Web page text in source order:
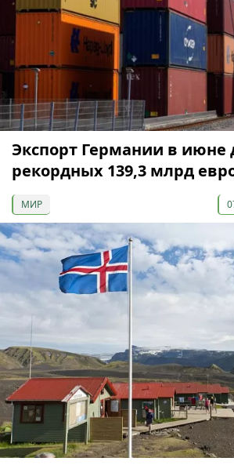
Экспорт Германии в июне
рекордных 139,3 млрд
МИР